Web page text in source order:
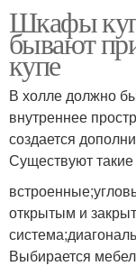
Шкафы
бывают
купе
В холле должно
внутреннее
создается
Существуют
открытым и
Выбирается